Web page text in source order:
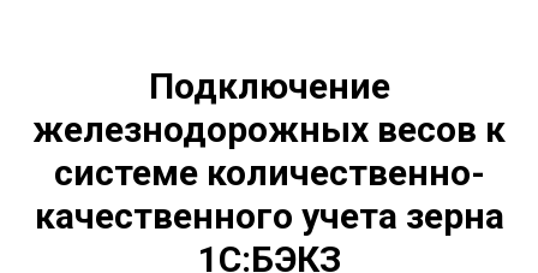
Подключение
железнодорожных весов к
системе количественно-
качественного учета зерна
1С:БЭКЗ